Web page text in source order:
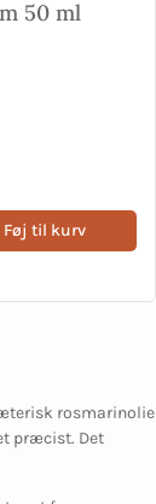
50 ml
Føj til kurv
rosmarinolie
præcist. Det